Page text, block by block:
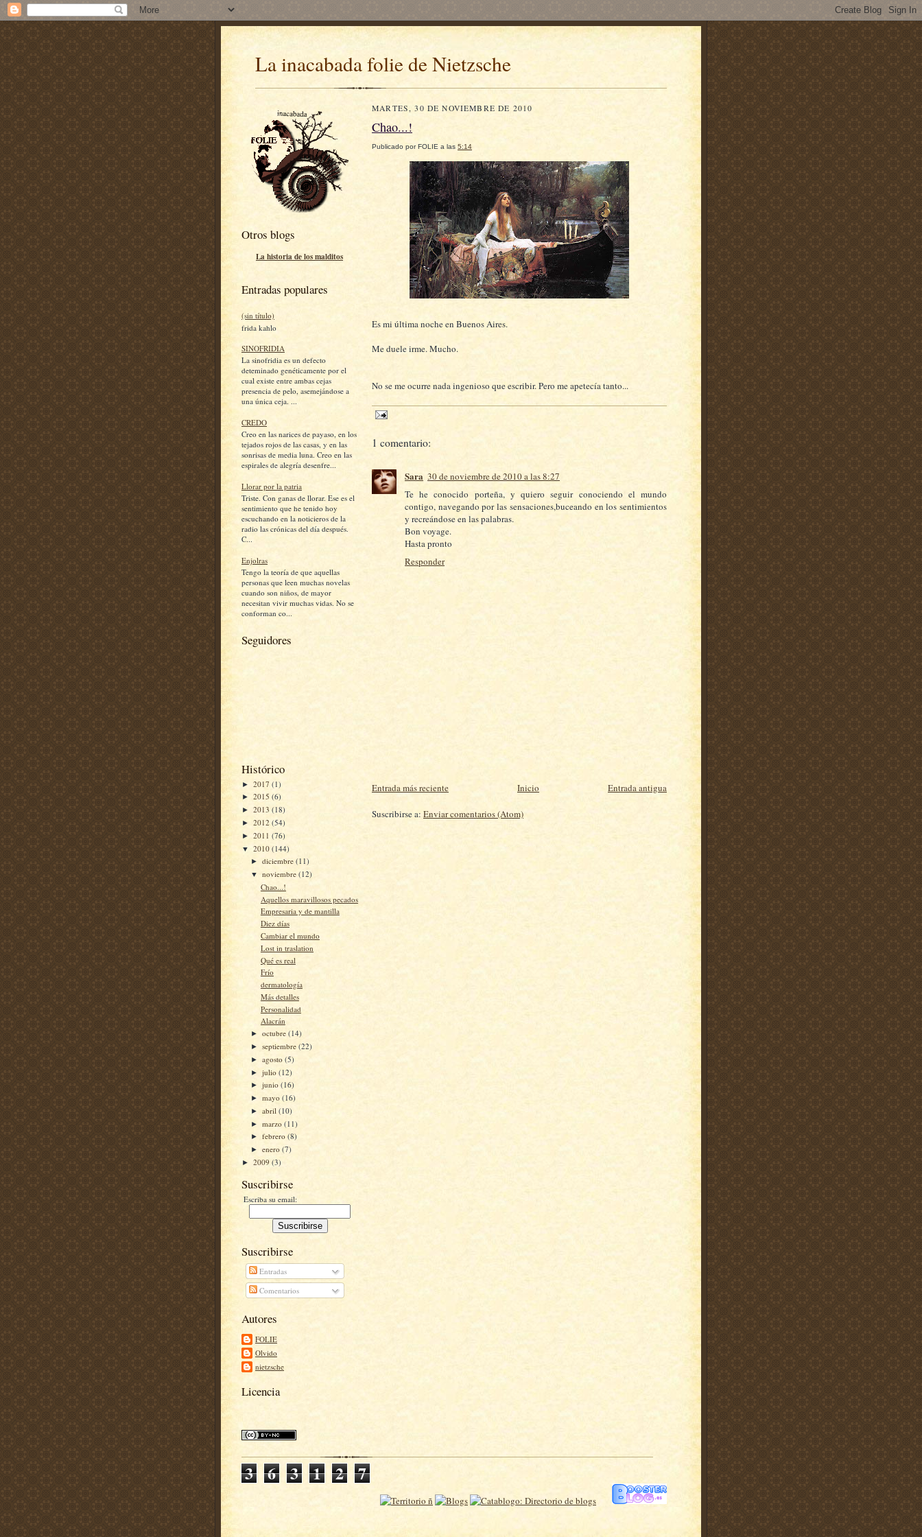
La inacabada folie de Nietzsche
Otros blogs
La historia de los malditos
Entradas populares
(sin título)
frida kahlo
SINOFRIDIA
La sinofridia es un defecto
deteminado genéticamente por el
cual existe entre ambas cejas
presencia de pelo, asemejándose a
una única ceja. ...
CREDO
Creo en las narices de payaso, en los
tejados rojos de las casas, y en las
sonrisas de media luna. Creo en las
espirales de alegría desenfre...
Llorar por la patria
Triste. Con ganas de llorar. Ese es el
sentimiento que he tenido hoy
escuchando en la noticieros de la
radio las crónicas del día después.
C...
Enjolras
Tengo la teoría de que aquellas
personas que leen muchas novelas
cuando son niños, de mayor
necesitan vivir muchas vidas. No se
conforman co...
Seguidores
Histórico
► 2017 (1)
► 2015 (6)
► 2013 (18)
► 2012 (54)
► 2011 (76)
▼ 2010 (144)
►diciembre(11)
▼noviembre(12)
Chao...!
Aquellos maravillosos pecados
Empresaria y de mantilla
Diez días
Cambiar el mundo
Lost in traslation
Qué es real
Frío
dermatología
Más detalles
Personalidad
Alacrán
►octubre(14)
►septiembre(22)
►agosto(5)
►julio(12)
►junio(16)
►mayo(16)
►abril(10)
►marzo(11)
►febrero(8)
►enero(7)
► 2009 (3)
Suscribirse
Escriba su email:
Suscribirse
Entradas
Comentarios
Autores
FOLIE
Olvido
nietzsche
Licencia
MARTES, 30 DE NOVIEMBRE DE 2010
Chao...!
Publicado porFOLIE a las 5:14
Es mi última noche en Buenos Aires.
Me duele irme. Mucho.
No se me ocurre nada ingenioso que escribir. Pero me apetecía tanto...
1 comentario:
Sara 30 de noviembre de 2010 a las 8:27
Te he conocido porteña, y quiero seguir conociendo el mundo
contigo, navegando por las sensaciones,buceando en los sentimientos
y recreándose en las palabras.
Bon voyage.
Hasta pronto
Responder
Entrada más reciente Entrada antigua
Inicio
Suscribirse a: Enviar comentarios (Atom)
3 6 3 1 2 7